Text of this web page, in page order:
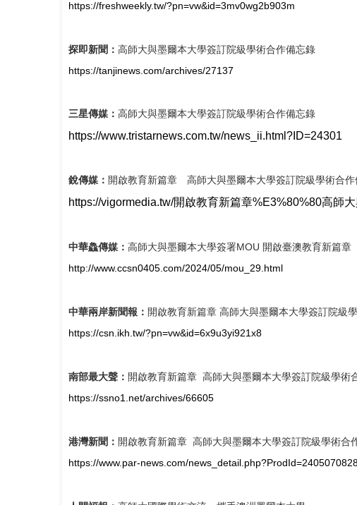
https://freshweekly.tw/?pn=vw&id=3mv0wg2b903m
探即新聞： 高師大與墨爾本大學簽訂院級學術合作備忘錄
https://tanjinews.com/archives/27137
三星傳媒： 高師大與墨爾本大學簽訂院級學術合作備忘錄
https://www.tristarnews.com.tw/news_ii.html?ID=24301
銳傳媒： 開啟教育新篇章 高師大與墨爾本大學簽訂院級學術合作
https://vigormedia.tw/開啟教育新篇章%E3%80%80高師
中華鱻傳媒： 高師大與墨爾本大學簽署MOU 開啟臺澳教育新篇章
http://www.ccsn0405.com/2024/05/mou_29.html
中華兩岸新聞報： 開啟教育新篇章 高師大與墨爾本大學簽訂院級
https://csn.ikh.tw/?pn=vw&id=6x9u3yi921x8
南部最大聲： 開啟教育新篇章 高師大與墨爾本大學簽訂院級學術
https://ssno1.net/archives/66605
港灣新聞： 開啟教育新篇章 高師大與墨爾本大學簽訂院級學術合
https://www.par-news.com/